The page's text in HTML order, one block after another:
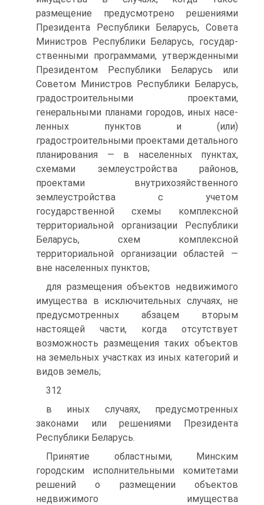
размещение предусмотрено решениями
Президента Рес­публики Беларусь, Совета
Министров Республики Беларусь, государ­
ственными программами, утвержденными
Президентом Республики Беларусь или
Советом Министров Республики Беларусь,
градострои­тельными проектами,
генеральными планами городов, иных насе­
ленных пунктов и (или)
градостроительными проектами детального
планирования — в населенных пунктах,
схемами землеустройства рай­онов,
проектами внутрихозяйственного
землеустройства с учетом
государственной схемы комплексной
территориальной организации Республики
Беларусь, схем комплексной
территориальной организа­ции областей —
вне населенных пунктов;
для размещения объектов недвижимого
имущества в исключи­тельных случаях, не
предусмотренных абзацем вторым
настоящей части, когда отсутствует
возможность размещения таких объектов
на земельных участках из иных категорий и
видов земель;
312
в иных случаях, предусмотренных
законами или решениями Пре­зидента
Республики Беларусь.
Принятие областными, Минским
городским исполнительными комитетами
решений о размещении объектов
недвижимого имуще­ства